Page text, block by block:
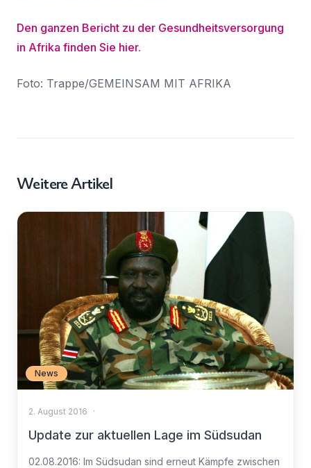
Den ganzen Bericht zu der Gesundheitsversorgung
in Afrika finden Sie hier.
Foto: Trappe/GEMEINSAM MIT AFRIKA
Weitere Artikel
News
2. August 2016 ·
Update zur aktuellen Lage im Südsudan
02.08.2016: Im Südsudan sind erneut Kämpfe zwischen